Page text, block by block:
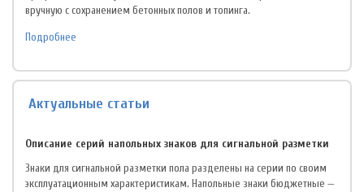
вручную с сохранением бетонных полов и топинга.
Подробнее
Актуальные статьи
Описание серий напольных знаков для сигнальной разметки
Знаки для сигнальной разметки пола разделены на серии по своим
эксплуатационным характеристикам. Напольные знаки бюджетные —